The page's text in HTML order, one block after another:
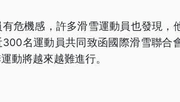
危機感，許多滑雪運動員也發現，
名運動員共同致函國際滑雪聯合
動將越來越難進行。